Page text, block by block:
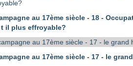
au 17ème siècle - 18 -
il plus effroyable?
au 17ème siècle - 17 - le